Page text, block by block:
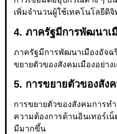
เพิ่มจำนวนผู้ใช้เทคโนโลยีดิ
4. ภาครัฐมีการพัฒนาเ
ภาครัฐมีการพัฒนาเมืองอัจฉ
ขยายตัวของสังคมเมืองอย่าง
5. การขยายตัวของสัง
การขยายตัวของสังคมการท
ความต้องการด้านอินเทอร์เ
มีมากขึ้น